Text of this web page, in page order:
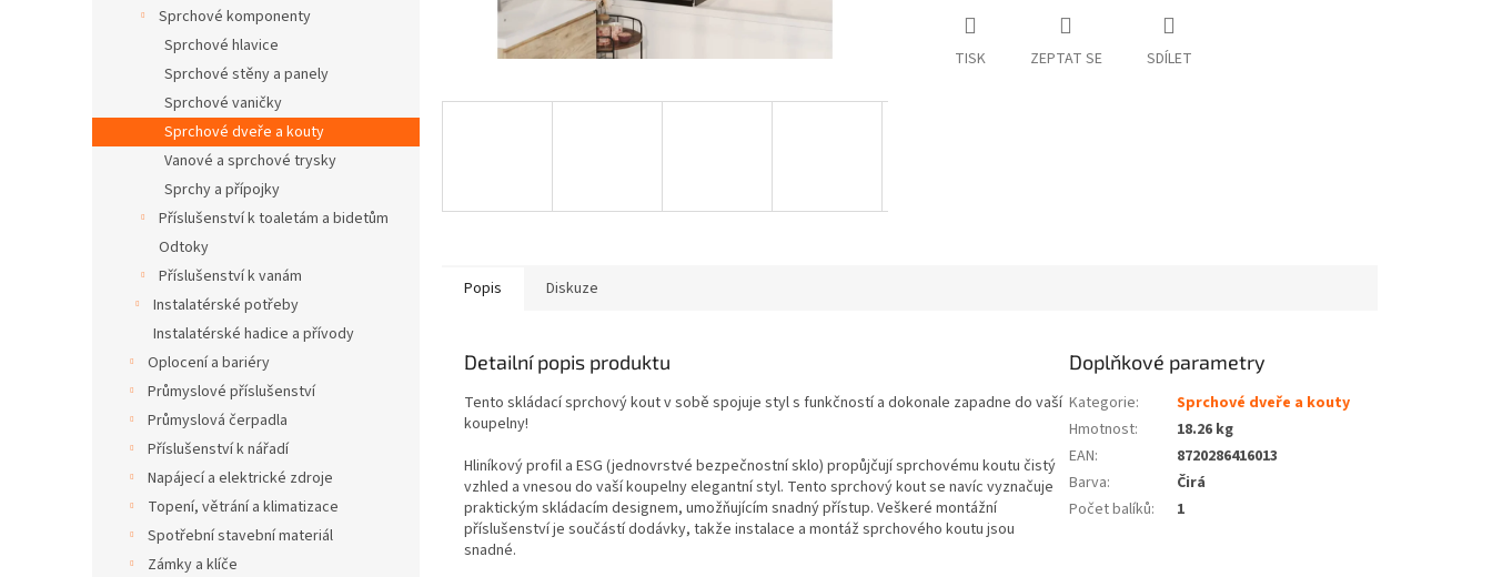
Sprchové komponenty
Sprchové hlavice
Sprchové stěny a panely
Sprchové vaničky
Sprchové dveře a kouty
Vanové a sprchové trysky
Sprchy a přípojky
Příslušenství k toaletám a bidetům
Odtoky
Příslušenství k vanám
Instalatérské potřeby
Instalatérské hadice a přívody
Oplocení a bariéry
Průmyslové příslušenství
Průmyslová čerpadla
Příslušenství k nářadí
Napájecí a elektrické zdroje
Topení, větrání a klimatizace
Spotřební stavební materiál
Zámky a klíče
TISK ZEPTAT SE SDÍLET
Popis Diskuze
Detailní popis produktu
Tento skládací sprchový kout v sobě spojuje styl s funkčností a dokonale zapadne do vaší
koupelny!
Hliníkový profil a ESG (jednovrstvé bezpečnostní sklo) propůjčují sprchovému koutu čistý
vzhled a vnesou do vaší koupelny elegantní styl. Tento sprchový kout se navíc vyznačuje
praktickým skládacím designem, umožňujícím snadný přístup. Veškeré montážní
příslušenství je součástí dodávky, takže instalace a montáž sprchového koutu jsou
snadné.
Doplňkové parametry
Kategorie:
Sprchové dveře a kouty
Hmotnost:
18.26 kg
EAN:
8720286416013
Barva:
Čirá
Počet balíků: 1